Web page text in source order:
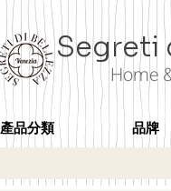
Segreti
Home
產品分類 品牌